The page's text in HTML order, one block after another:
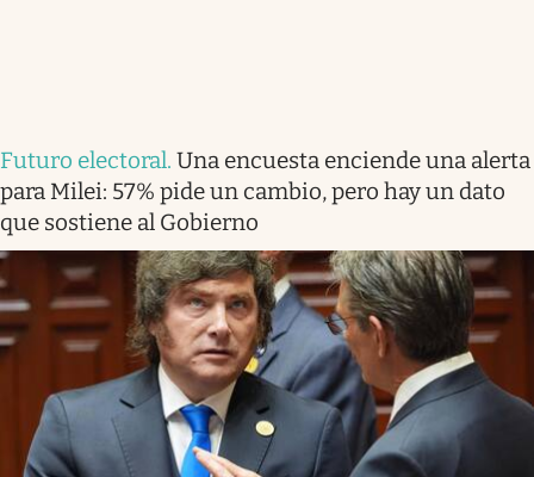
Futuro electoral. Una encuesta enciende una alerta
para Milei: 57% pide un cambio, pero hay un dato
que sostiene al Gobierno